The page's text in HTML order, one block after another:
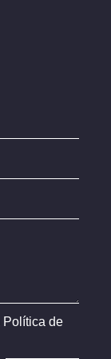
Política de